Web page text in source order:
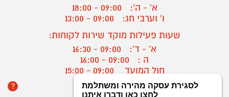
א' - ה':
09:00 - 18:00
ו' וערבי חג:
09:00 - 13:00
שעות פעילות מוקד שירות לקוחות:
א' - ד':
09:00 - 16:30
ה :
09:00 - 16:00
חול המועד
? יצירת קשר/ביטול הזמנה